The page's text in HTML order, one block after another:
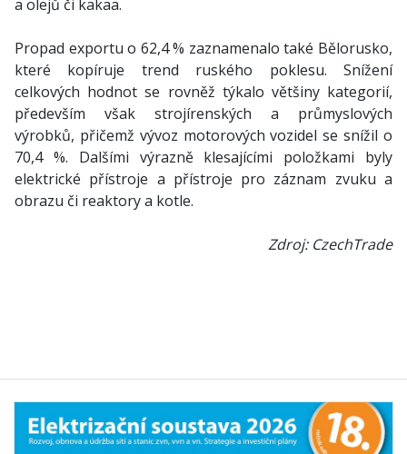
a olejů či kakaa.
Propad exportu o 62,4 % zaznamenalo také Bělorusko,
které kopíruje trend ruského poklesu. Snížení
celkových hodnot se rovněž týkalo většiny kategorií,
především však strojírenských a průmyslových
výrobků, přičemž vývoz motorových vozidel se snížil o
70,4 %. Dalšími výrazně klesajícími položkami byly
elektrické přístroje a přístroje pro záznam zvuku a
obrazu či reaktory a kotle.
Zdroj: CzechTrade